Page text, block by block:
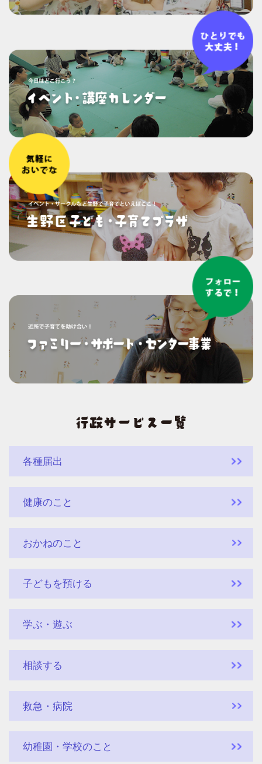
各種届出
健康のこと
おかねのこと
子どもを預ける
学ぶ・遊ぶ
相談する
救急・病院
幼稚園・学校のこと